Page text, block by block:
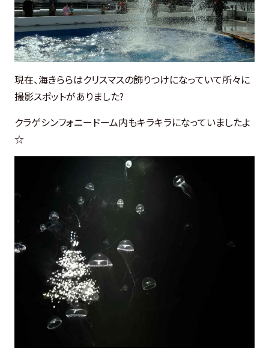
現在、海きららはクリスマスの飾りつけになっていて所々に
撮影スポットがありました?
クラゲシンフォニードーム内もキラキラになっていましたよ
☆